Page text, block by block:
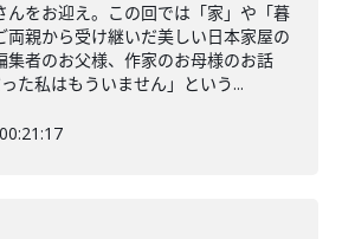
んをお迎え。この回では「家」や「暮
両親から受け継いだ美しい日本家屋の
集者のお父様、作家のお母様のお話
た私はもういません」という...
00:21:17